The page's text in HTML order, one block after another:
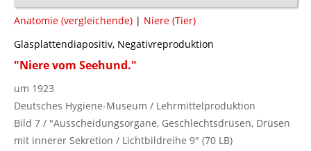
Anatomie (vergleichende) | Niere (Tier)
Glasplattendiapositiv, Negativreproduktion
"Niere vom Seehund."
um 1923
Deutsches Hygiene-Museum / Lehrmittelproduktion
Bild 7 / "Ausscheidungsorgane, Geschlechtsdrüsen, Drüsen
mit innerer Sekretion / Lichtbildreihe 9" (70 LB)